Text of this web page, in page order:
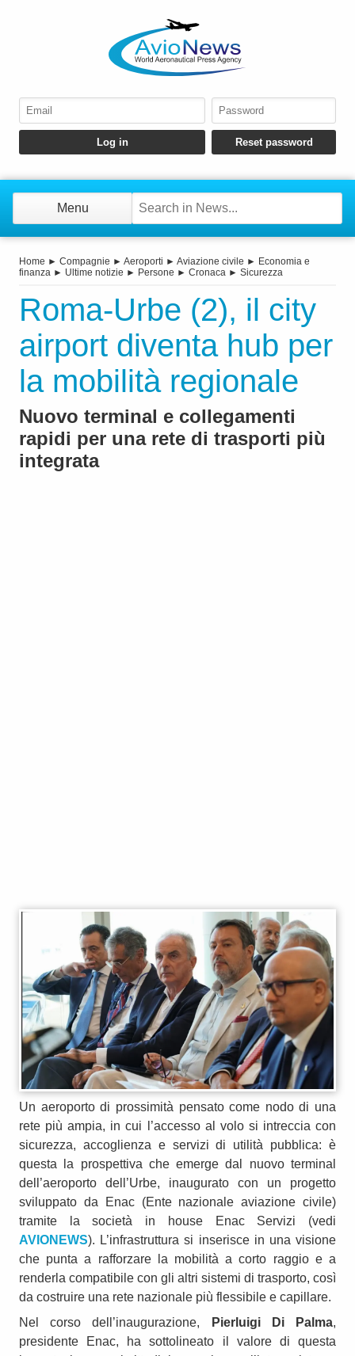
Menu
Home ► Compagnie ► Aeroporti ► Aviazione civile ► Economia e
finanza ► Ultime notizie ► Persone ► Cronaca ► Sicurezza
Roma-Urbe (2), il city
airport diventa hub per
la mobilità regionale
Nuovo terminal e collegamenti
rapidi per una rete di trasporti più
integrata
Un aeroporto di prossimità pensato come nodo di una
rete più ampia, in cui l’accesso al volo si intreccia con
sicurezza, accoglienza e servizi di utilità pubblica: è
questa la prospettiva che emerge dal nuovo terminal
dell’aeroporto dell’Urbe, inaugurato con un progetto
sviluppato da Enac (Ente nazionale aviazione civile)
tramite la società in house Enac Servizi (vedi
AVIONEWS). L’infrastruttura si inserisce in una visione
che punta a rafforzare la mobilità a corto raggio e a
renderla compatibile con gli altri sistemi di trasporto, così
da costruire una rete nazionale più flessibile e capillare.
Nel corso dell’inaugurazione,
Pierluigi Di Palma,
presidente Enac, ha sottolineato il valore di questa